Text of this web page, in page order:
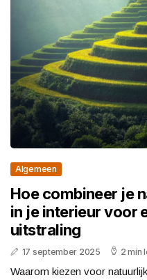
Algemeen
Hoe combineer je
in je interieur voor
uitstraling
17 september 2025 2 min
Waarom kiezen voor